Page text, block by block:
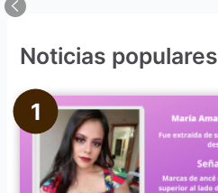
a
o
Noticias populares